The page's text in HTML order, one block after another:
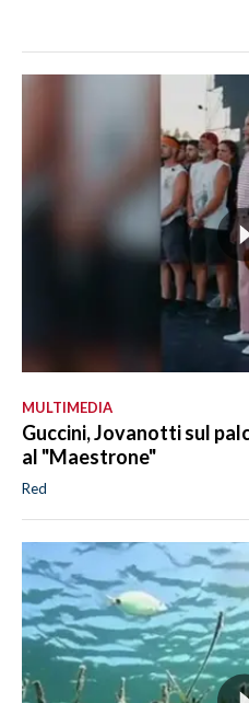
MULTIMEDIA
Guccini, Jovanotti sul
al "Maestrone"
Red